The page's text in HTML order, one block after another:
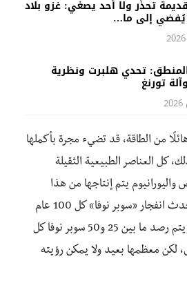
تحذِّر ولا أحد يصغي: غزو بلاد
إلى ما…
تحدي هلبرت ونظرية
تورنغ
هائلًا من الطاقة، قد تضيء مجرة بأكملها
كل العناصر الطبيعية الثقيلة
واليورانيوم يتم إنتاجها من هذا
الانفجار. في المعدل، يحدث انفجار «سوبر نوفا» كل 100 عام
في المجرة النموذجية. ويتم رصد ما بين 25 و50 سوبر نوفا كل
لكن معظمها بعيد ولا يمكن رؤيته